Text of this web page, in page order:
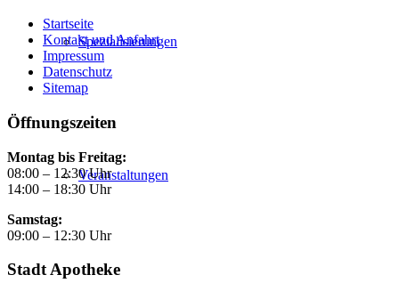
Spezialisierungen
Veranstaltungen
Startseite
Kontakt und Anfahrt
Impressum
Datenschutz
Sitemap
Öffnungszeiten
Montag bis Freitag:
08:00 – 12:30 Uhr
14:00 – 18:30 Uhr
Samstag:
09:00 – 12:30 Uhr
Stadt Apotheke